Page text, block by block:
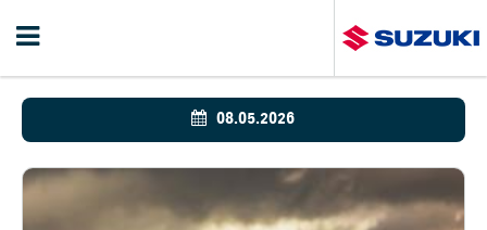
08.05.2026